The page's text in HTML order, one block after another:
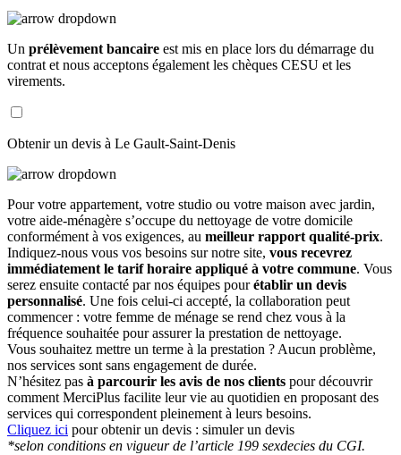
Un prélèvement bancaire est mis en place lors du démarrage du
contrat et nous acceptons également les chèques CESU et les
virements.
Obtenir un devis à Le Gault-Saint-Denis
Pour votre appartement, votre studio ou votre maison avec jardin,
votre aide-ménagère s’occupe du nettoyage de votre domicile
conformément à vos exigences, au meilleur rapport qualité-prix.
Indiquez-nous vous vos besoins sur notre site, vous recevrez
immédiatement le tarif horaire appliqué à votre commune. Vous
serez ensuite contacté par nos équipes pourétablir un devis
personnalisé. Une fois celui-ci accepté, la collaboration peut
commencer : votre femme de ménage se rend chez vous à la
fréquence souhaitée pour assurer la prestation de nettoyage.
Vous souhaitez mettre un terme à la prestation ? Aucun problème,
nos services sont sans engagement de durée.
N’hésitez pas à parcourir les avis de nos clients pour découvrir
comment MerciPlus facilite leur vie au quotidien en proposant des
services qui correspondent pleinement à leurs besoins.
Cliquez ici pour obtenir un devis : simuler un devis
*selon conditions en vigueur de l’article 199 sexdecies du CGI.